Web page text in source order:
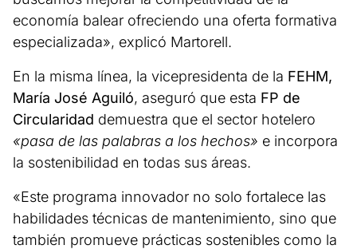
economía balear ofreciendo una oferta formativa
especializada», explicó Martorell.
En la misma línea, la vicepresidenta de la FEHM,
María José Aguiló, aseguró que esta FP de
Circularidad demuestra que el sector hotelero
«pasa de las palabras a los hechos» e incorpora
la sostenibilidad en todas sus áreas.
«Este programa innovador no solo fortalece las
habilidades técnicas de mantenimiento, sino que
también promueve prácticas sostenibles como la